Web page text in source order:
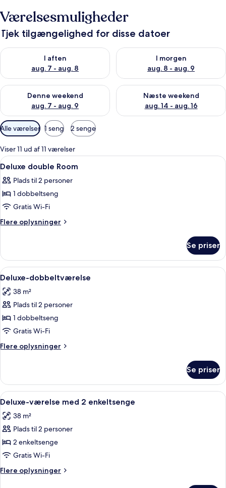
Værelsesmuligheder
Tjek tilgængelighed for disse datoer
I aften
aug. 7 - aug. 8
Tjek tilgængelighed for i aften aug. 7 - aug. 8
I morgen
aug. 8 - aug. 9
Tjek tilgængelighed for i
Denne weekend
aug. 7 - aug. 9
Tjek tilgængelighed for denne weekend aug. 7 - aug. 9
Næste weekend
aug. 14 - aug. 16
Tjek tilgængelighed for næste
Tilgængelige
filtre
for
værelser
Alle værelser 1 seng 2 senge
Viser 11 ud af 11 værelser
Indlæs
alle
billeder
af
Deluxe
double
Et hotelværelse med en stor seng,
6
Deluxe double Room
Plads til 2 personer
1 dobbeltseng
Gratis Wi-Fi
Flere oplysninger
Flere
double
Room
Se priser
Indlæs
alle
billeder
af
Deluxe-
dobbeltværelse
Et hotelværelse med en stor seng,
5
Deluxe-dobbeltværelse
38 m²
Plads til 2 personer
1 dobbeltseng
Gratis Wi-Fi
Flere oplysninger
Flere
dobbeltværelse
Se priser
Indlæs
alle
billeder
af
Deluxe-
værelse
med
2
Et hotelværelse med en stor seng,
4
Deluxe-værelse med 2 enkeltsenge
38 m²
Plads til 2 personer
2 enkeltsenge
Gratis Wi-Fi
Flere oplysninger
Flere